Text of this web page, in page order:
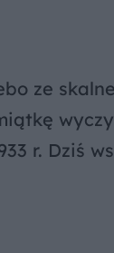
ze
r. Dziś